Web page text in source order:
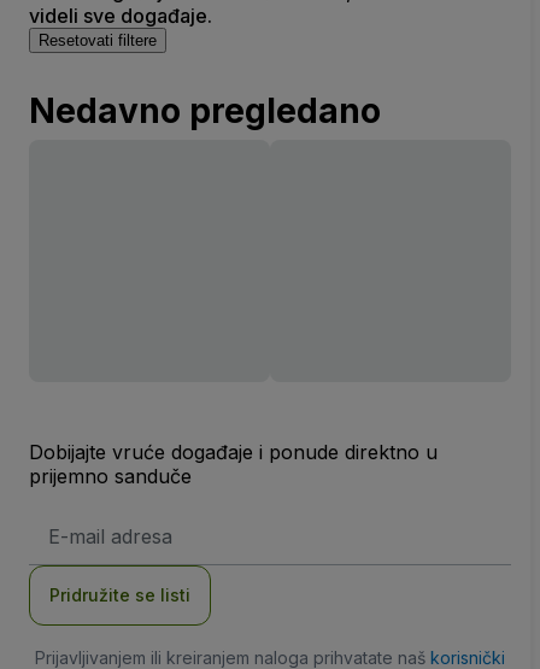
videli sve događaje.
Resetovati filtere
Nedavno pregledano
Dobijajte vruće događaje i ponude direktno u
prijemno sanduče
mail
Pridružite se listi
Prijavljivanjem ili kreiranjem naloga prihvatate naš korisnički